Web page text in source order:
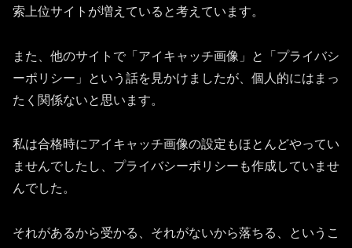
索上位サイトが増えていると考えています。
また、他のサイトで「アイキャッチ画像」と「プライバシ
ーポリシー」という話を見かけましたが、個人的にはまっ
たく関係ないと思います。
私は合格時にアイキャッチ画像の設定もほとんどやってい
ませんでしたし、プライバシーポリシーも作成していませ
んでした。
それがあるから受かる、それがないから落ちる、というこ